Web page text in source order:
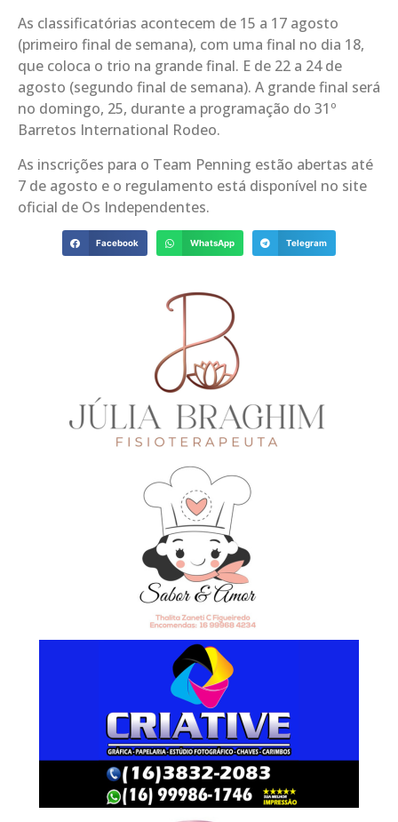
As classificatórias acontecem de 15 a 17 agosto
(primeiro final de semana), com uma final no dia 18,
que coloca o trio na grande final. E de 22 a 24 de
agosto (segundo final de semana). A grande final será
no domingo, 25, durante a programação do 31º
Barretos International Rodeo.
As inscrições para o Team Penning estão abertas até
7 de agosto e o regulamento está disponível no site
oficial de Os Independentes.
Facebook WhatsApp Telegram